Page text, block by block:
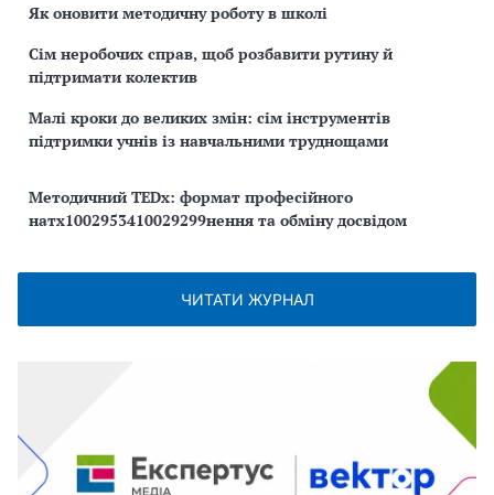
Як оновити методичну роботу в школі
Сім неробочих справ, щоб розбавити рутину й
підтримати колектив
Малі кроки до великих змін: сім інструментів
підтримки учнів із навчальними труднощами
Методичний TEDx: формат професійного
натх1002953410029299нення та обміну досвідом
ЧИТАТИ ЖУРНАЛ